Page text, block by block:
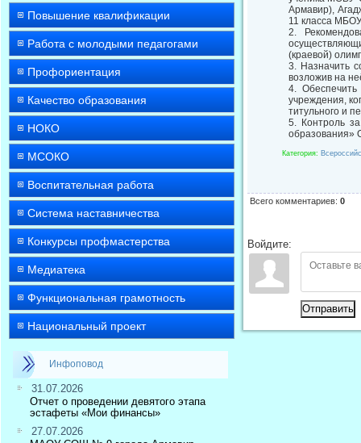
Повышение квалификации
Работа с молодыми педагогами
Профориентация
Качество образования
НОКО
МСОКО
Воспитательная работа
Система наставничества
Конкурсы профмастерства
Медиатека
Функциональная грамотность
Национальный проект
Инфоповод
31.07.2026
Отчет о проведении девятого этапа
эстафеты «Мои финансы»
27.07.2026
Армавир),
11 класса
2.
(краевой)
3. Назначить
возложив на
4. Обеспечить
учреждения,
титульного и
5. Контроль
образования»
Категория:
Всего комментариев: 0
Войдите:
Отправить